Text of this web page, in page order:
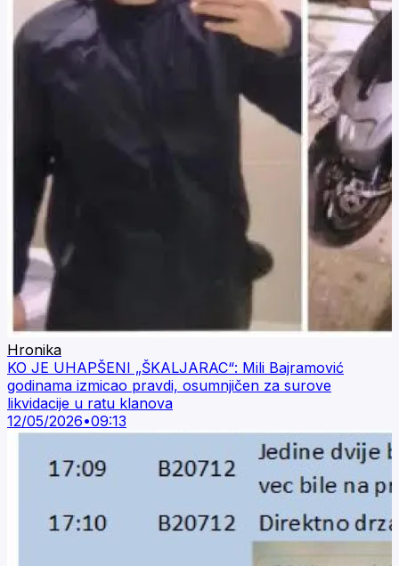
Hronika
KO JE UHAPŠENI „ŠKALJARAC“: Mili Bajramović
godinama izmicao pravdi, osumnjičen za surove
likvidacije u ratu klanova
12/05/2026•09:13